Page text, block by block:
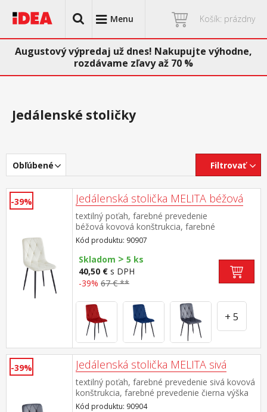
Menu Košík: prázdny
Augustový výpredaj už dnes! Nakupujte výhodne,
rozdávame zľavy až 70 %
Jedálenské stoličky
Obľúbené Filtrovať
-39% Jedálenská stolička MELITA béžová
textilný poťah, farebné prevedenie
béžová kovová konštrukcia, farebné
prevedenie čierna výška sedu 50
cm odporúčaná nosnosť do 120 kg
Kód produktu: 90907
Skladom > 5 ks
40,50 € s DPH
-39% 67 € **
+ 5
-39% Jedálenská stolička MELITA sivá
textilný poťah, farebné prevedenie sivá kovová
konštrukcia, farebné prevedenie čierna výška
sedu 50 cm odporúčaná nosnosť do 120 kg
Kód produktu: 90904